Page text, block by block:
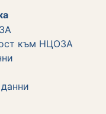
към НЦОЗА